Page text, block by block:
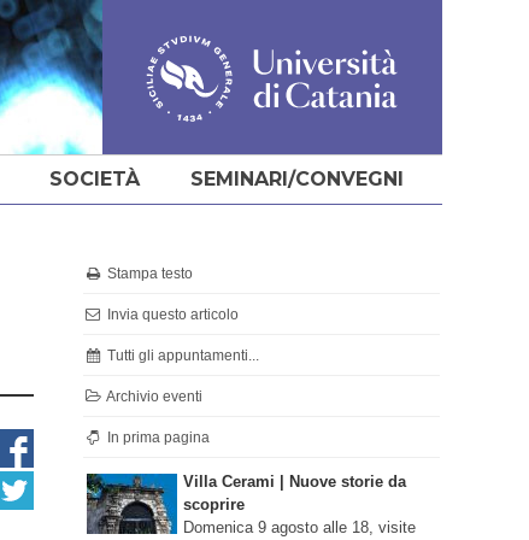
SOCIETÀ SEMINARI/CONVEGNI
Stampa testo
Invia questo articolo
Tutti gli appuntamenti...
Archivio eventi
In prima pagina
Villa Cerami | Nuove storie da
scoprire
Domenica 9 agosto alle 18, visite